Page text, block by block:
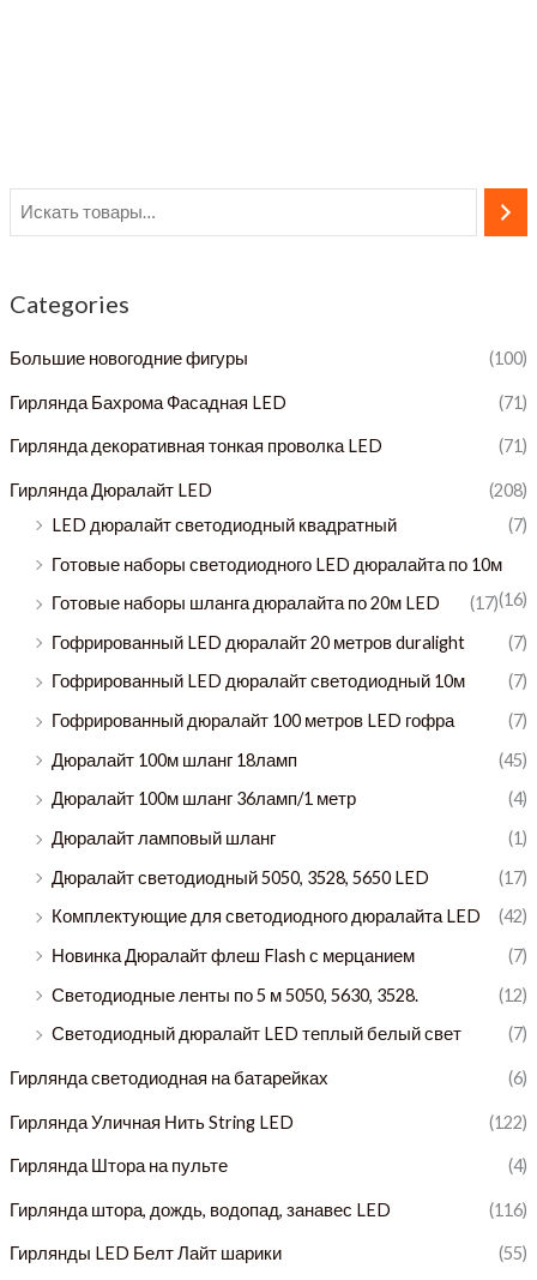
Categories
Большие новогодние фигуры (100)
Гирлянда Бахрома Фасадная LED (71)
Гирлянда декоративная тонкая проволка LED (71)
Гирлянда Дюралайт LED
(208)
LED дюралайт светодиодный квадратный
(7)
Готовые наборы светодиодного LED дюралайта по 10м
(16)
Готовые наборы шланга дюралайта по 20м LED
(17)
Гофрированный LED дюралайт 20 метров duralight
(7)
Гофрированный LED дюралайт светодиодный 10м
(7)
Гофрированный дюралайт 100 метров LED гофра
(7)
Дюралайт 100м шланг 18ламп
(45)
Дюралайт 100м шланг 36ламп/1 метр
(4)
Дюралайт ламповый шланг
(1)
Дюралайт светодиодный 5050, 3528, 5650 LED
(17)
Комплектующие для светодиодного дюралайта LED
(42)
Новинка Дюралайт флеш Flash с мерцанием
(7)
Светодиодные ленты по 5 м 5050, 5630, 3528.
(12)
Светодиодный дюралайт LED теплый белый свет
(7)
Гирлянда светодиодная на батарейках (6)
Гирлянда Уличная Нить String LED (122)
Гирлянда Штора на пульте (4)
Гирлянда штора, дождь, водопад, занавес LED (116)
Гирлянды LED Белт Лайт шарики (55)